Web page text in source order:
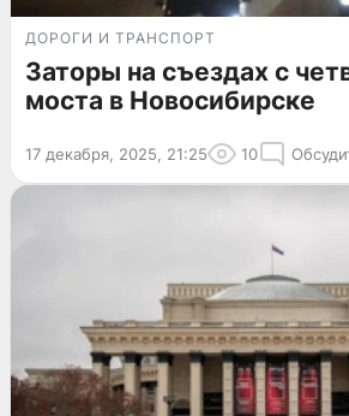
ДОРОГИ И ТРАНСПОРТ
Заторы на съездах с
моста в Новосибирске
17 декабря, 2025, 21:25 10